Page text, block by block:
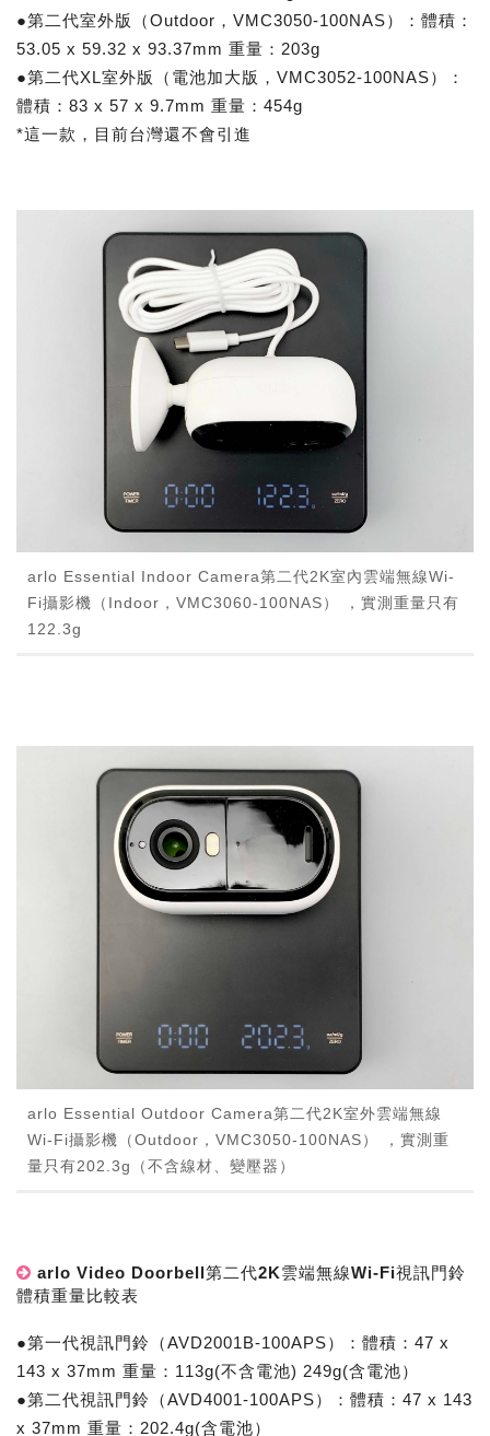
●第二代室外版（Outdoor，VMC3050-100NAS）：體積：
53.05 x 59.32 x 93.37mm 重量：203g
●第二代XL室外版（電池加大版，VMC3052-100NAS）：
體積：83 x 57 x 9.7mm 重量：454g
*這一款，目前台灣還不會引進
arlo Essential Indoor Camera第二代2K室內雲端無線Wi-
Fi攝影機（Indoor，VMC3060-100NAS） ，實測重量只有
122.3g
arlo Essential Outdoor Camera第二代2K室外雲端無線
Wi-Fi攝影機（Outdoor，VMC3050-100NAS） ，實測重
量只有202.3g（不含線材、變壓器）
arlo Video Doorbell第二代2K雲端無線Wi-Fi視訊門鈴
體積重量比較表
●第一代視訊門鈴（AVD2001B-100APS）：體積：47 x
143 x 37mm 重量：113g(不含電池) 249g(含電池）
●第二代視訊門鈴（AVD4001-100APS）：體積：47 x 143
x 37mm 重量：202.4g(含電池）